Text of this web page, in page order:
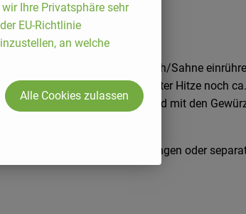
Wasserdampf garen
mit etwas Milch glatt anrühren.
und Sahne erhitzen.
Reismehl in die heiße Milch/Sahne
lassen. Danach unter reduzierter Hitze noch
und Zitronensaft einrühren und mit den
mit dem Broccoli vermengen oder
Ihre Privatsphäre sehr
EU-Richtlinie
an welche
Alle Cookies zulassen